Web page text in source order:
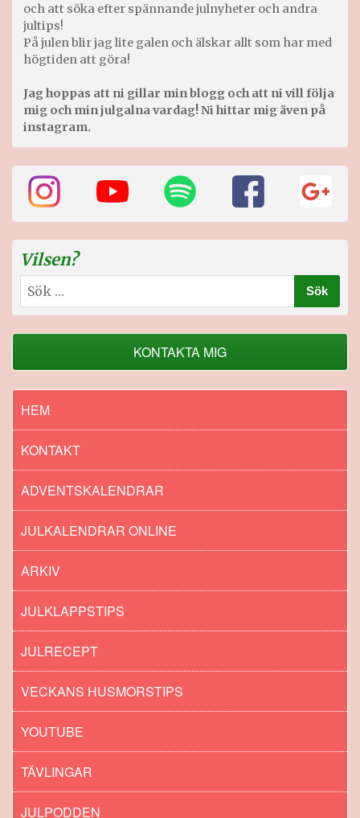
och att söka efter spännande julnyheter och andra
jultips!
På julen blir jag lite galen och älskar allt som har med
högtiden att göra!
Jag hoppas att ni gillar min blogg och att ni vill följa
mig och min julgalna vardag! Ni hittar mig även på
instagram.
Vilsen?
Sök
efter:
KONTAKTA MIG
HEM
KONTAKT
ADVENTSKALENDRAR
JULKALENDRAR ONLINE
ARKIV
JULKLAPPSTIPS
JULRECEPT
VECKANS HUSMORSTIPS
YOUTUBE
TÄVLINGAR
JULPODDEN